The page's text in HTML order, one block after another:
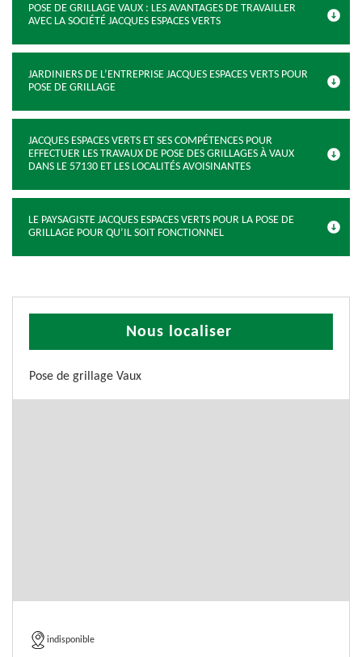
POSE DE GRILLAGE VAUX : LES AVANTAGES DE TRAVAILLER
AVEC LA SOCIÉTÉ JACQUES ESPACES VERTS
JARDINIERS DE L’ENTREPRISE JACQUES ESPACES VERTS POUR
POSE DE GRILLAGE
JACQUES ESPACES VERTS ET SES COMPÉTENCES POUR
EFFECTUER LES TRAVAUX DE POSE DES GRILLAGES À VAUX
DANS LE 57130 ET LES LOCALITÉS AVOISINANTES
LE PAYSAGISTE JACQUES ESPACES VERTS POUR LA POSE DE
GRILLAGE POUR QU’IL SOIT FONCTIONNEL
Nous localiser
Pose de grillage Vaux
indisponible